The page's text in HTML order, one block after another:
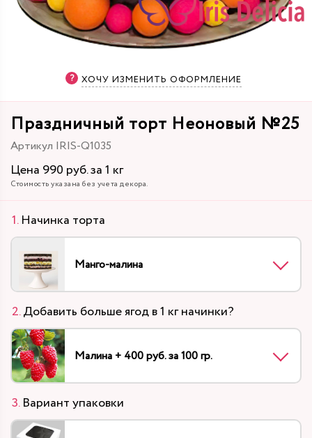
ХОЧУ ИЗМЕНИТЬ ОФОРМЛЕНИЕ
Праздничный торт Неоновый №25
Артикул IRIS-Q1035
Цена 990 руб. за 1 кг
Стоимость указана без учета декора.
Начинка торта
Манго-малина
Добавить больше ягод в 1 кг начинки?
Малина + 400 руб. за 100 гр.
Вариант упаковки